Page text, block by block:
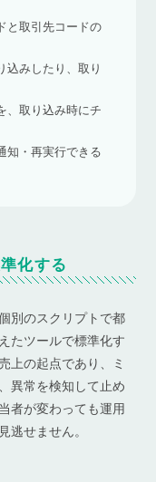
と取引先コードの
込みしたり、取り
、取り込み時にチ
知・再実行できる
化する
別のスクリプトで都
たツールで標準化す
上の起点であり、ミ
異常を検知して止め
者が変わっても運用
逃せません。